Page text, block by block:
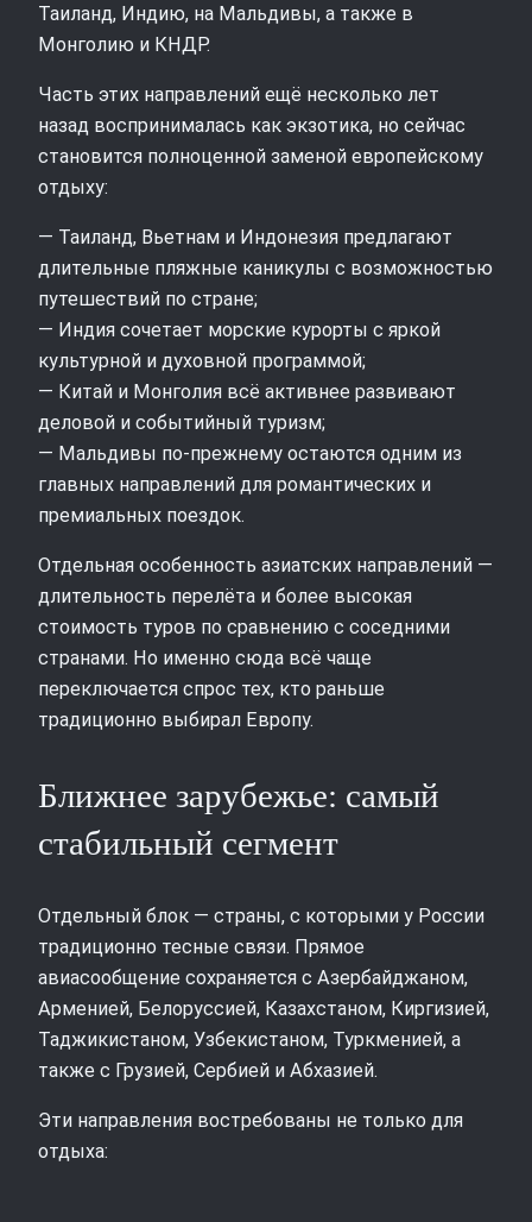
Таиланд, Индию, на Мальдивы, а также в
Монголию и КНДР.
Часть этих направлений ещё несколько лет
назад воспринималась как экзотика, но сейчас
становится полноценной заменой европейскому
отдыху:
— Таиланд, Вьетнам и Индонезия предлагают
длительные пляжные каникулы с возможностью
путешествий по стране;
— Индия сочетает морские курорты с яркой
культурной и духовной программой;
— Китай и Монголия всё активнее развивают
деловой и событийный туризм;
— Мальдивы по‑прежнему остаются одним из
главных направлений для романтических и
премиальных поездок.
Отдельная особенность азиатских направлений —
длительность перелёта и более высокая
стоимость туров по сравнению с соседними
странами. Но именно сюда всё чаще
переключается спрос тех, кто раньше
традиционно выбирал Европу.
Ближнее зарубежье: самый
стабильный сегмент
Отдельный блок — страны, с которыми у России
традиционно тесные связи. Прямое
авиасообщение сохраняется с Азербайджаном,
Арменией, Белоруссией, Казахстаном, Киргизией,
Таджикистаном, Узбекистаном, Туркменией, а
также с Грузией, Сербией и Абхазией.
Эти направления востребованы не только для
отдыха: